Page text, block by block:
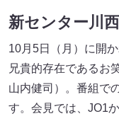
新センター川
10月5日（月）に開
兄貴的存在であるお
山内健司）。番組で
す。会見では、JO1